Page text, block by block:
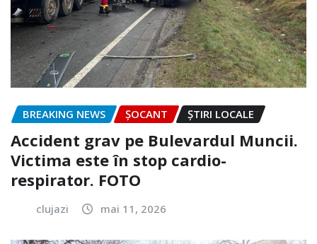
BREAKING NEWS ȘOCANT ȘTIRI LOCALE
Accident grav pe Bulevardul Muncii.
Victima este în stop cardio-
respirator. FOTO
clujazi mai 11, 2026